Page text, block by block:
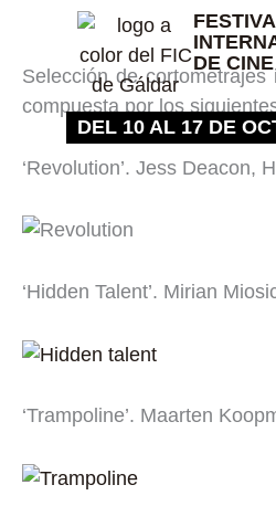
contenido
DE
DEL 10 AL 17 DE
Selección de
compuesta por los
‘Revolution’. Jess Deacon,
‘Hidden Talent’. Mirian
‘Trampoline’. Maarten